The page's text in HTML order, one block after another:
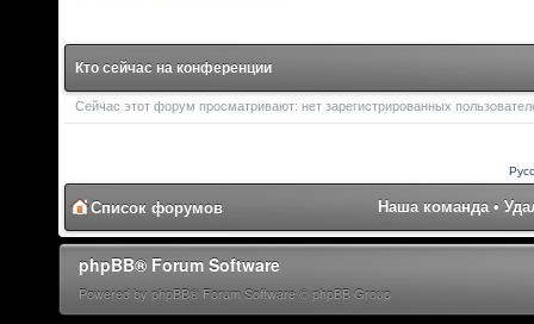
Кто сейчас на конференции
Сейчас этот форум просматривают: нет зарегистрированных
Список форумов Наша команда•
phpBB® Forum Software
Powered by phpBB® Forum Software © phpBB Group